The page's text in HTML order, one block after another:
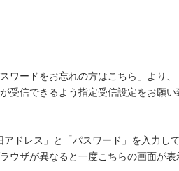
ワードをお忘れの方はこちら」より
受信できるよう指定受信設定をお願
ドレス」と「パスワード」を入力し
ウザが異なると一度こちらの画面が